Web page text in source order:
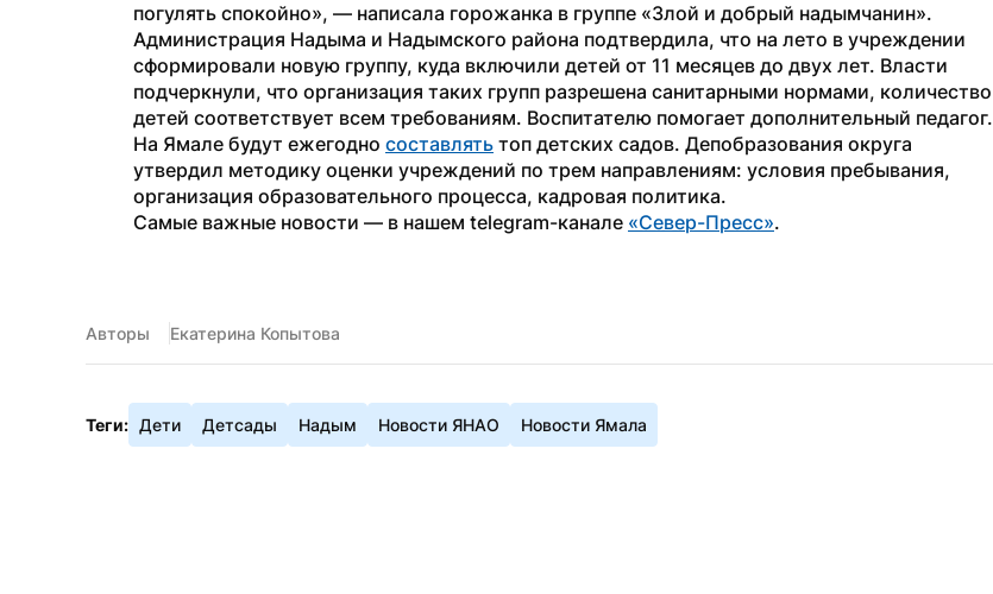
погулять спокойно», — написала горожанка в группе «Злой и добрый надымчанин».
Администрация Надыма и Надымского района подтвердила, что на лето в учреждении
сформировали новую группу, куда включили детей от 11 месяцев до двух лет. Власти
подчеркнули, что организация таких групп разрешена санитарными нормами, количество
детей соответствует всем требованиям. Воспитателю помогает дополнительный педагог.
На Ямале будут ежегодно составлять топ детских садов. Депобразования округа
утвердил методику оценки учреждений по трем направлениям: условия пребывания,
организация образовательного процесса, кадровая политика.
Самые важные новости — в нашем telegram-канале «Север-Пресс».
Авторы Екатерина Копытова
Теги: Дети Детсады Надым Новости ЯНАО Новости Ямала